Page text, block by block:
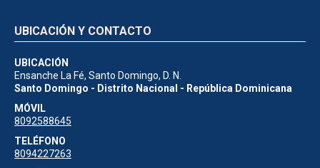
UBICACIÓN Y CONTACTO
UBICACIÓN
Ensanche La Fé, Santo Domingo, D. N.
Santo Domingo - Distrito Nacional - República Dominicana
MÓVIL
8092588645
TELÉFONO
8094227263